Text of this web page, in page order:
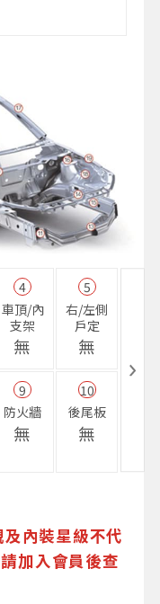
4
車頂/內
支架
無
5
右/左側
戶定
無
9
防火牆
無
10
後尾板
無
及內裝星級不代
加入會員後查